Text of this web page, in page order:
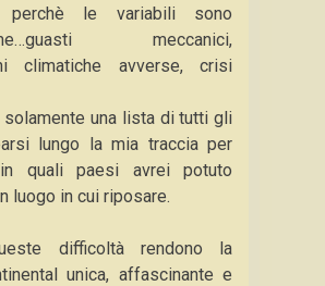
perchè le variabili sono
meccanici,
climatiche avverse, crisi
solamente una lista di tutti gli
lungo la mia traccia per
quali paesi avrei potuto
luogo in cui riposare.
difficoltà rendono la
unica, affascinante e